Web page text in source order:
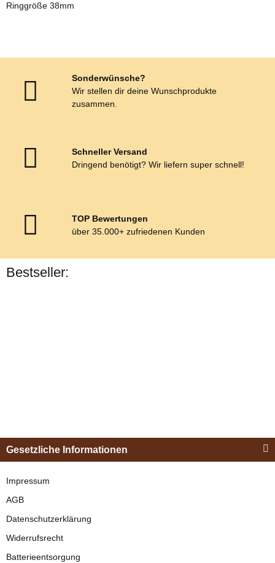
Ringgröße 38mm
Sonderwünsche?
Wir stellen dir deine Wunschprodukte
zusammen.
Schneller Versand
Dringend benötigt? Wir liefern super schnell!
TOP Bewertungen
über 35.000+ zufriedenen Kunden
Bestseller:
"Shettyglück"
Gesetzliche Informationen
Impressum
AGB
Datenschutzerklärung
Widerrufsrecht
Batterieentsorgung